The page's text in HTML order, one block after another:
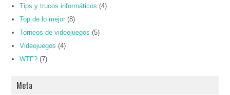
Tips y trucos informáticos (4)
Top de lo mejor (8)
Torneos de videojuegos (5)
Videojuegos (4)
WTF? (7)
Meta